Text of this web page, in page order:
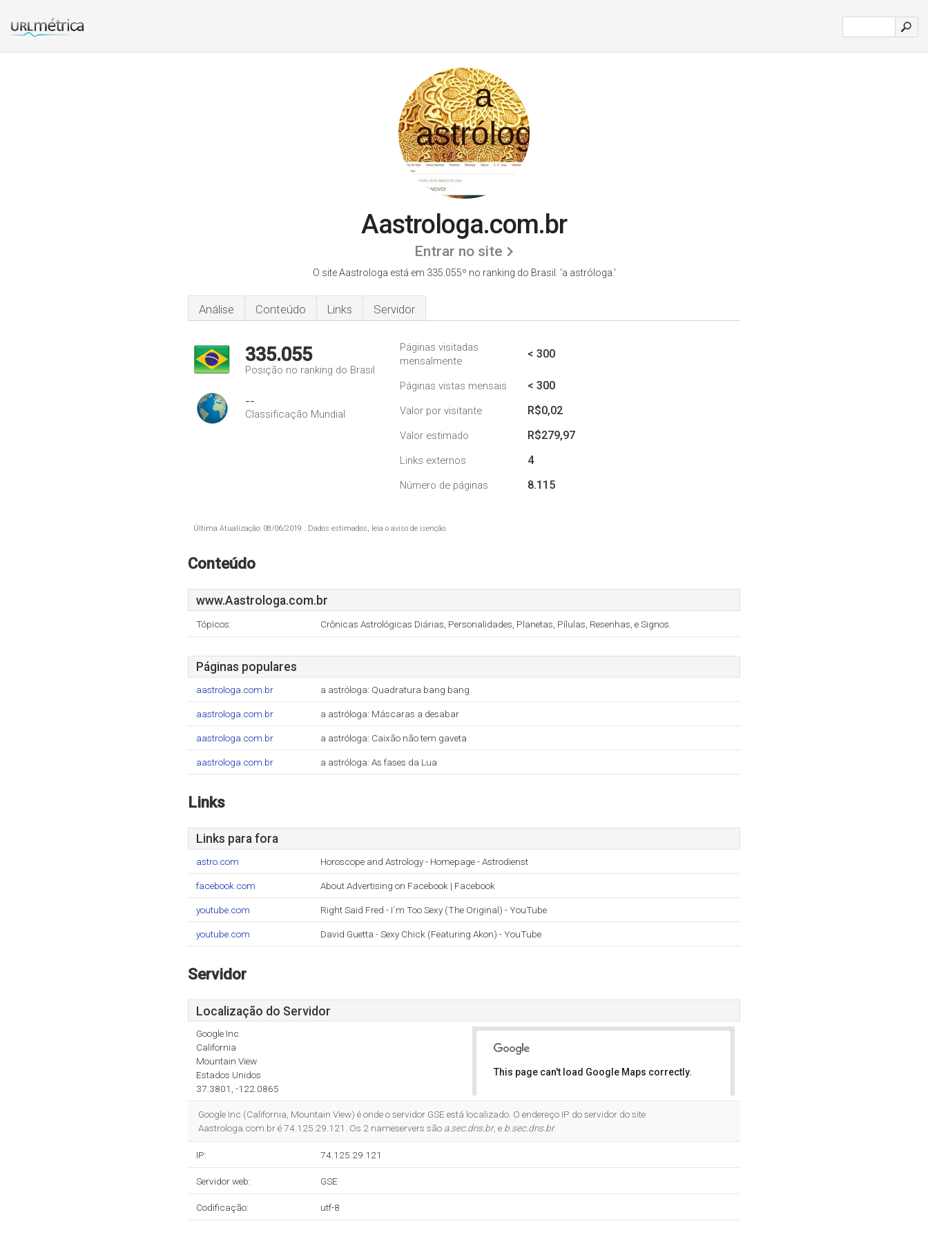
Aastrologa.com.br
Entrar no site
O site Aastrologa está em 335.055º no ranking do Brasil. 'a astróloga.'
Análise Conteúdo Links Servidor
335.055
Posição no ranking do Brasil
--
Classificação Mundial
Páginas visitadas
mensalmente
< 300
Páginas vistas mensais < 300
Valor por visitante R$0,02
Valor estimado R$279,97
Links externos 4
Número de páginas 8.115
Última Atualização: 08/06/2019 . Dados estimados, leia o aviso de isenção.
Conteúdo
www.Aastrologa.com.br
Tópicos: Crônicas Astrológicas Diárias, Personalidades, Planetas, Pílulas, Resenhas, e Signos.
Páginas populares
aastrologa.com.br a astróloga: Quadratura bang bang
aastrologa.com.br a astróloga: Máscaras a desabar
aastrologa.com.br a astróloga: Caixão não tem gaveta
aastrologa.com.br a astróloga: As fases da Lua
Links
Links para fora
astro.com Horoscope and Astrology - Homepage - Astrodienst
facebook.com About Advertising on Facebook | Facebook
youtube.com Right Said Fred - I`m Too Sexy (The Original) - YouTube
youtube.com David Guetta - Sexy Chick (Featuring Akon) - YouTube
Servidor
Localização do Servidor
Google Inc.
California
Mountain View
Estados Unidos
37.3801, -122.0865
This page can't load Google Maps correctly.
Google Inc (California, Mountain View) é onde o servidor GSE está localizado. O endereço IP do servidor do site
Aastrologa.com.br é 74.125.29.121. Os 2 nameservers são a.sec.dns.br, e b.sec.dns.br.
IP: 74.125.29.121
Servidor web: GSE
Codificação: utf-8